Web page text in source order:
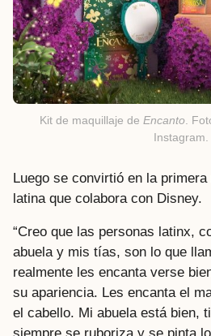
Kit de maquillaje de Encanto.
Instagram.
Luego se convirtió en la
latina que colabora con Disney.
“Creo que las personas latinx,
abuela y mis tías, son lo que
realmente les encanta verse
su apariencia. Les encanta el
el cabello. Mi abuela está bien,